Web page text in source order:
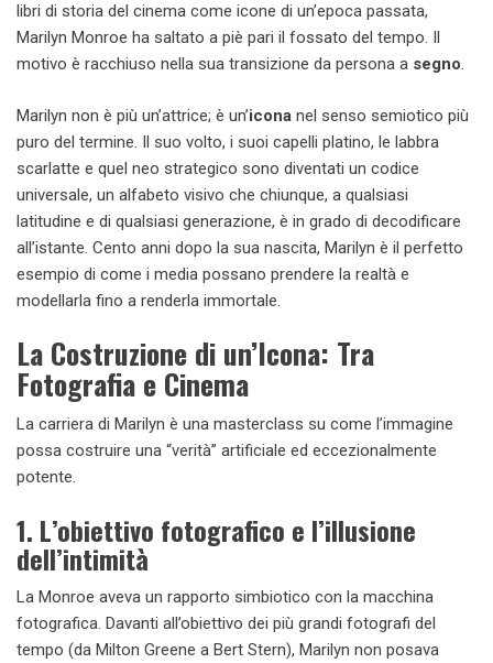
libri di storia del cinema come icone di un’epoca passata,
Marilyn Monroe ha saltato a piè pari il fossato del tempo. Il
motivo è racchiuso nella sua transizione da persona a segno.
Marilyn non è più un’attrice; è un’icona nel senso semiotico più
puro del termine. Il suo volto, i suoi capelli platino, le labbra
scarlatte e quel neo strategico sono diventati un codice
universale, un alfabeto visivo che chiunque, a qualsiasi
latitudine e di qualsiasi generazione, è in grado di decodificare
all’istante. Cento anni dopo la sua nascita, Marilyn è il perfetto
esempio di come i media possano prendere la realtà e
modellarla fino a renderla immortale.
La Costruzione di un’Icona: Tra
Fotografia e Cinema
La carriera di Marilyn è una masterclass su come l’immagine
possa costruire una “verità” artificiale ed eccezionalmente
potente.
1. L’obiettivo fotografico e l’illusione
dell’intimità
La Monroe aveva un rapporto simbiotico con la macchina
fotografica. Davanti all’obiettivo dei più grandi fotografi del
tempo (da Milton Greene a Bert Stern), Marilyn non posava